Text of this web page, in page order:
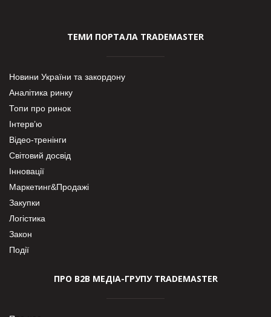
ТЕМИ ПОРТАЛА TRADEMASTER
Новини України та закордону
Аналітика ринку
Топи про ринок
Інтерв’ю
Відео-тренінги
Світовий досвід
Інновації
Маркетинг&Продажі
Закупки
Логістика
Закон
Події
ПРО В2В МЕДІА-ГРУПУ TRADEMASTER